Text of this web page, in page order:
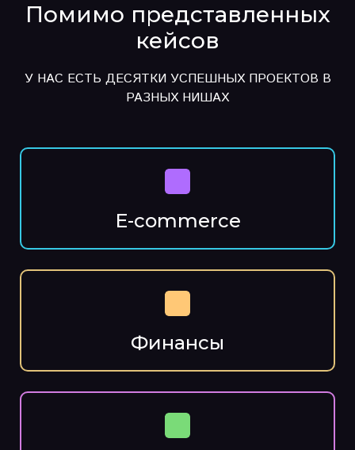
Помимо представленных
кейсов
У НАС ЕСТЬ ДЕСЯТКИ УСПЕШНЫХ ПРОЕКТОВ В
РАЗНЫХ НИШАХ
E-commerce
Финансы